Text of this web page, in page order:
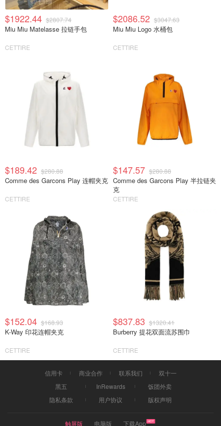
$1922.44 $2807.74
Miu Miu Matelasse 拉链手包
CETTIRE
$2086.52 $3047.63
Miu Miu Logo 水桶包
CETTIRE
$189.42 $280.88
Comme des Garcons Play 连帽夹克
CETTIRE
$147.57 $280.88
Comme des Garcons Play 半拉链夹
克
CETTIRE
$152.04 $168.93
K-Way 印花连帽夹克
CETTIRE
$837.83 $1320.41
Burberry 提花双面流苏围巾
CETTIRE
信用卡 商业合作 联系我们
双十一
黑五
InRewards
饭团外卖
隐私条款
用户协议 版权声明
触屏版 电脑版 下载App